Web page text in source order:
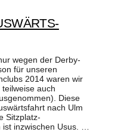
wegen der Derby-
für unseren
2014 waren wir
auch
Diese
nach Ulm
Sitzplatz-
inzwischen Usus. …